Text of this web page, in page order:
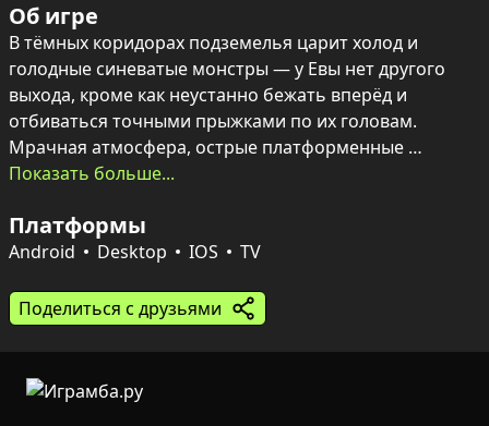
Об игре
В тёмных коридорах подземелья царит холод и
голодные синеватые монстры — у Евы нет другого
выхода, кроме как неустанно бежать вперёд и
отбиваться точными прыжками по их головам.
Мрачная атмосфера, острые платформенные
эпизоды и ритм столкновений держат в напряжении
По уровням разбросаны батарейки, которые
лабиринта. В углах можно заметить игрушки и
видеокассеты в тайниках, но они скорее деталь
выбраться из подземелья живой.
Показать больше...
Платформы
Android Desktop IOS TV
Поделиться с друзьями